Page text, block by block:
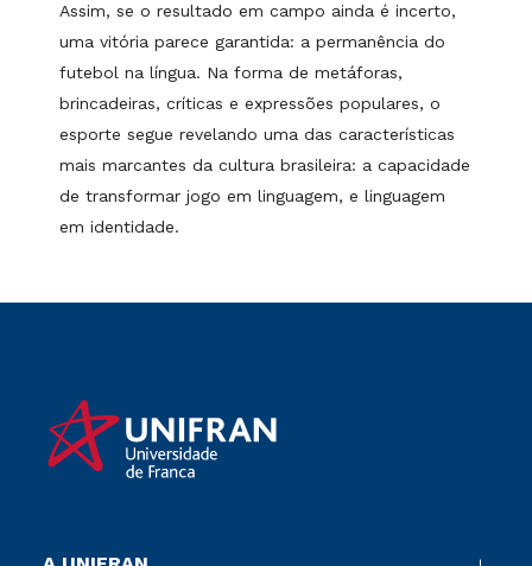
Assim, se o resultado em campo ainda é incerto,
uma vitória parece garantida: a permanência do
futebol na língua. Na forma de metáforas,
brincadeiras, críticas e expressões populares, o
esporte segue revelando uma das características
mais marcantes da cultura brasileira: a capacidade
de transformar jogo em linguagem, e linguagem
em identidade.